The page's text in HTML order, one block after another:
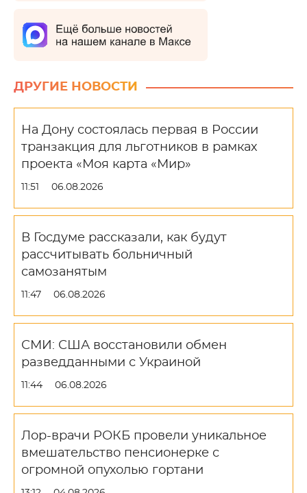
ДРУГИЕ НОВОСТИ
На Дону состоялась первая в России
транзакция для льготников в рамках
проекта «Моя карта «Мир»
11:51 06.08.2026
В Госдуме рассказали, как будут
рассчитывать больничный
самозанятым
11:47 06.08.2026
СМИ: США восстановили обмен
разведданными с Украиной
11:44 06.08.2026
Лор-врачи РОКБ провели уникальное
вмешательство пенсионерке с
огромной опухолью гортани